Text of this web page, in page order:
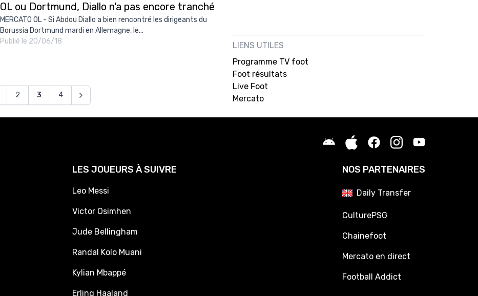
OL ou Dortmund, Diallo n'a pas encore tranché
MERCATO OL - Si Abdou Diallo a bien rencontré les dirigeants du
Borussia Dortmund mardi en Allemagne, le...
Publié le 20/06/18
2 3 4
LIENS UTILES
Programme TV foot
Foot résultats
Live Foot
Mercato
LES JOUEURS À SUIVRE
Leo Messi
Victor Osimhen
Jude Bellingham
Randal Kolo Muani
Kylian Mbappé
Erling Haaland
NOS PARTENAIRES
Daily Transfer
CulturePSG
Chainefoot
Mercato en direct
Football Addict